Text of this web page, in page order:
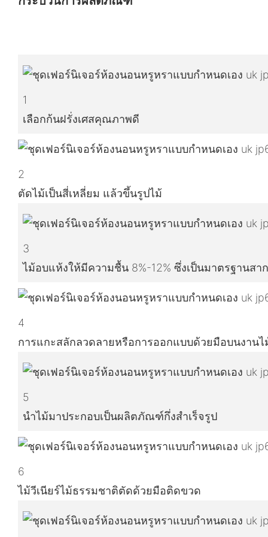
1
เลือกก้นฝรั่งเศสคุณภาพดี
2
ตัดไม้เป็นสี่เหลี่ยม แล้วขึ้นรูปไม้
3
ไม้อบแห้งให้มีความชื้น 8%-12% ซึ่งเป็นมาตรฐานสา
4
การแกะสลักลวดลายหรือการออกแบบด้วยมือบนงานไ
5
นำไม้มาประกอบเป็นผลิตภัณฑ์กึ่งสำเร็จรูป
6
ไม้วีเนียร์ไม้ธรรมชาติตัดด้วยมือติดขวด